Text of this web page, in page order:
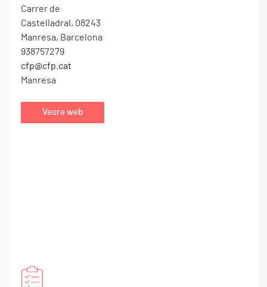
Carrer de
Castelladral, 08243
Manresa, Barcelona
938757279
cfp@cfp.cat
Manresa
Veure web